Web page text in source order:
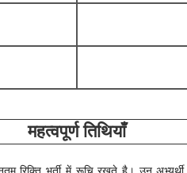
महत्वपूर्ण तिथियाँ